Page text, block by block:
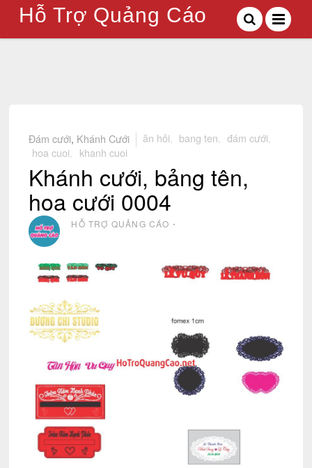
Hỗ Trợ Quảng Cáo
Đám cưới Khánh Cưới ăn hỏi bang ten đám cưới
hoa cuoi
khanh cuoi
Khánh cưới, bảng tên,
hoa cưới 0004
HỖ TRỢ QUẢNG CÁO ⋅